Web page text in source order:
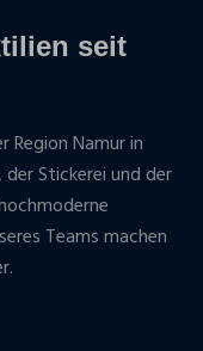
seit
Region Namur in
Stickerei und der
Teams machen